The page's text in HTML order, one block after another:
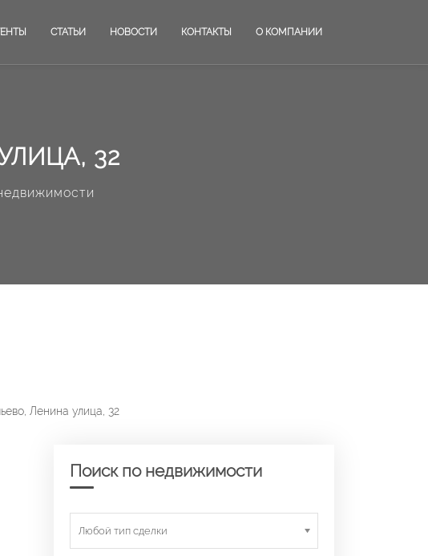
СТАТЬИ НОВОСТИ КОНТАКТЫ О КОМПАНИИ
32
Ленина улица, 32
Поиск по недвижимости
Любой тип сделки